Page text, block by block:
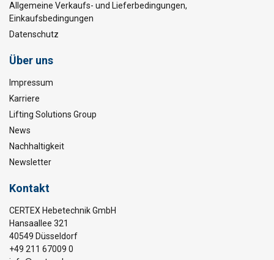
Allgemeine Verkaufs- und Lieferbedingungen,
Einkaufsbedingungen
Datenschutz
Über uns
Impressum
Karriere
Lifting Solutions Group
News
Nachhaltigkeit
Newsletter
Kontakt
CERTEX Hebetechnik GmbH
Hansaallee 321
40549 Düsseldorf
+49 211 67009 0